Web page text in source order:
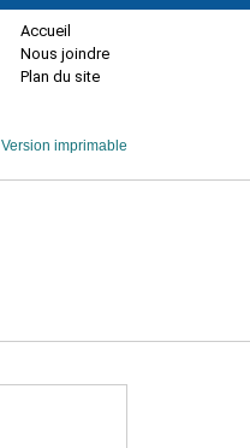
Accueil
Nous joindre
Plan du site
Version imprimable